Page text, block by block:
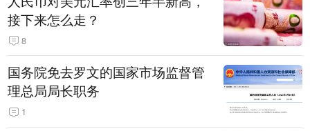
接下来怎么走？
8
国务院免去罗文的国家市场监督管
理总局局长职务
1